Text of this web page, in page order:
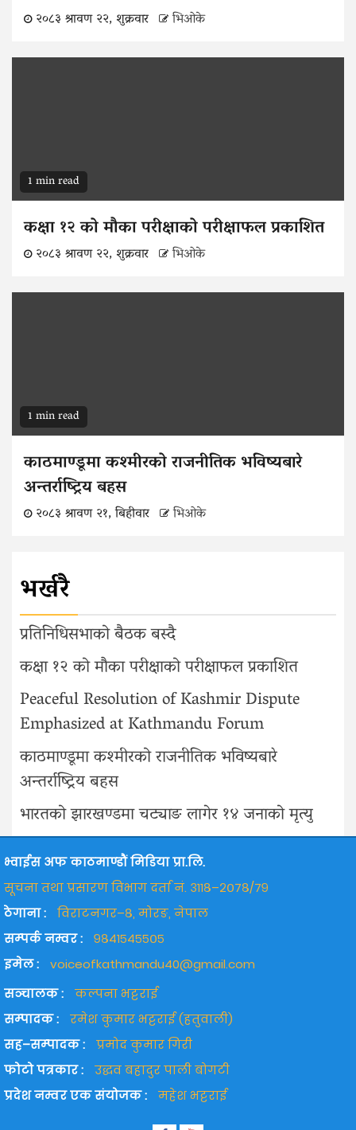
२०८३ श्रावण २२, शुक्रवार भिओके
1 min read
कक्षा १२ को मौका परीक्षाको परीक्षाफल प्रकाशित
२०८३ श्रावण २२, शुक्रवार भिओके
1 min read
काठमाण्डूमा कश्मीरको राजनीतिक भविष्यबारे
अन्तर्राष्ट्रिय बहस
२०८३ श्रावण २१, बिहीवार भिओके
भर्खरै
प्रतिनिधिसभाको बैठक बस्दै
कक्षा १२ को मौका परीक्षाको परीक्षाफल प्रकाशित
Peaceful Resolution of Kashmir Dispute
Emphasized at Kathmandu Forum
काठमाण्डूमा कश्मीरको राजनीतिक भविष्यबारे
अन्तर्राष्ट्रिय बहस
भारतको झारखण्डमा चट्याङ लागेर १४ जनाको मृत्यु
भ्वाईस अफ काठमाण्डौं मिडिया प्रा.लि.
सूचना तथा प्रसारण विभाग दर्ता नं. ३११८–२०७८/७९
ठेगाना :
विराटनगर–८, मोरङ, नेपाल
सम्पर्क नम्वर :
९८४१५४५५०५
इमेल :
voiceofkathmandu40@gmail.com
सञ्चालक :
कल्पना भट्टराई
सम्पादक :
रमेश कुमार भट्टराई (हतुवाली)
सह–सम्पादक :
प्रमोद कुमार गिरी
फोटो पत्रकार :
उद्धव बहादुर पाली बोगटी
प्रदेश नम्वर एक संयोजक :
महेश भट्टराई